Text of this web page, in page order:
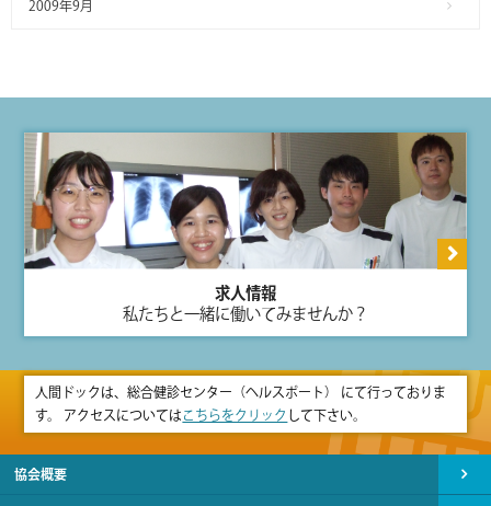
2009年9月
求人情報
私たちと一緒に働いてみませんか？
人間ドックは、総合健診センター（ヘルスポート） にて行っておりま
す。 アクセスについては こちらをクリック して下さい。
協会概要